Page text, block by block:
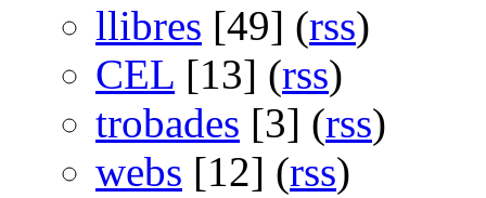
llibres [49] (rss)
CEL [13] (rss)
trobades [3] (rss)
webs [12] (rss)